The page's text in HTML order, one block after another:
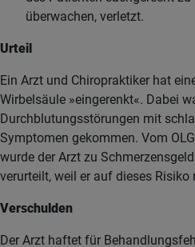
überwachen, verletzt.
Urteil
Ein Arzt und Chiropraktiker hat
Wirbelsäule »eingerenkt«. Dabei
Durchblutungsstörungen mit
Symptomen gekommen. Vom
wurde der Arzt zu
verurteilt, weil er auf dieses
Verschulden
Der Arzt haftet für